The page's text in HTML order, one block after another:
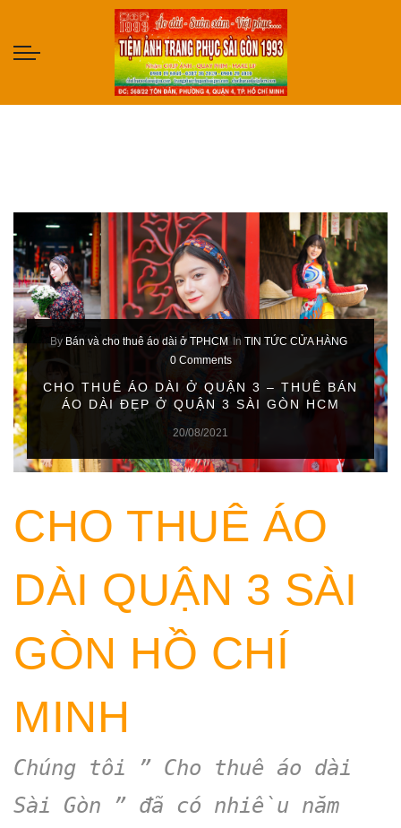
By Bán và cho thuê áo dài ở TPHCM In TIN TỨC CỬA HÀNG
0 Comments
CHO THUÊ ÁO DÀI Ở QUẬN 3 – THUÊ BÁN
ÁO DÀI ĐẸP Ở QUẬN 3 SÀI GÒN HCM
20/08/2021
CHO THUÊ ÁO
DÀI QUẬN 3 SÀI
GÒN HỒ CHÍ
MINH
Chúng tôi ” Cho thuê áo dài
Sài Gòn ” đã có nhiều năm